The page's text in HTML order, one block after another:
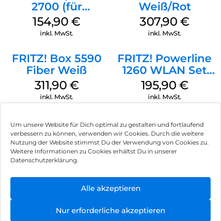
Um unsere Website für Dich optimal zu gestalten und fortlaufend
verbessern zu können, verwenden wir Cookies. Durch die weitere
Nutzung der Website stimmst Du der Verwendung von Cookies zu.
Weitere Informationen zu Cookies erhältst Du in unserer
Datenschutzerklärung.
Alle akzeptieren
Nur erforderliche akzeptieren
FRITZ! steht für das Besondere: Der FRITZ!Repeater 2400
kommt mit einer 5-Jahres-Garantie und langer
Produktpflege.
hilft dir weiter.
2700 (für
Tarifvermarktung)
Weiß
154,90€
inkl. MwSt.
Weiß/Rot
307,90€
inkl. MwSt.
FRITZ! Box 5590
Fiber Weiß
311,90 €
inkl. MwSt.
FRITZ! Powerline
1260 WLAN Set
Weiß
195,90 €
inkl. MwSt.
Impressum